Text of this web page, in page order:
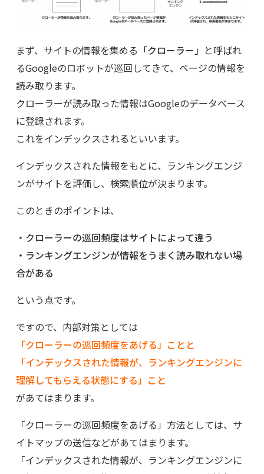
まず、サイトの情報を集める 「クローラー」 と呼ばれ
るGoogleのロボットが巡回してきて、ページの情報を
読み取ります。
クローラーが読み取った情報はGoogleのデータベース
に登録されます。
これをインデックスされるといいます。
インデックスされた情報をもとに、ランキングエンジ
ンがサイトを評価し、検索順位が決まります。
このときのポイントは、
・クローラーの巡回頻度はサイトによって違う
・ランキングエンジンが情報をうまく読み取れない場
合がある
という点です。
ですので、内部対策としては
「クローラーの巡回頻度をあげる」ことと
「インデックスされた情報が、ランキングエンジンに
理解してもらえる状態にする」こと
があてはまります。
「クローラーの巡回頻度をあげる」方法としては、サ
イトマップの送信などがあてはまります。
「インデックスされた情報が、ランキングエンジンに